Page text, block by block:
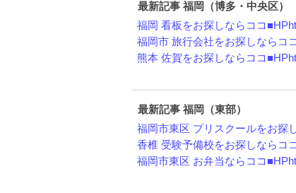
最新記事 福岡（博多・中央区）
福岡 看板をお探しならココ
福岡市 旅行会社をお探しならコ
熊本 佐賀をお探しならココ
最新記事 福岡（東部）
福岡市東区 プリスクールをお探
香椎 受験予備校をお探しならコ
福岡市東区 お弁当ならココ